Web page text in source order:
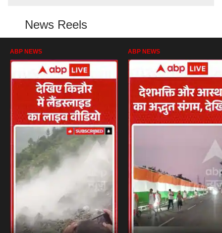
News Reels
ABP NEWS ABP NEWS